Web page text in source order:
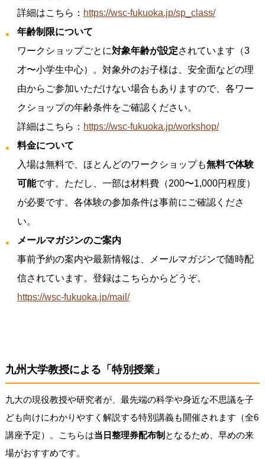
詳細はこちら： https://wsc-fukuoka.jp/sp_class/
年齢制限について
ワークショップごとに対象年齢が設定されています（3
才〜小学生中心）。対象外のお子様は、安全面などの理
由からご参加いただけない場合もありますので、各ワー
クショップの年齢条件をご確認ください。
詳細はこちら： https://wsc-fukuoka.jp/workshop/
料金について
入場は無料で、ほとんどのワークショップも無料で体験
可能です。ただし、一部は材料費（200〜1,000円程度）
が必要です。各体験の参加条件は事前にご確認くださ
い。
メールマガジンのご案内
事前予約の案内や最新情報は、メールマガジンで随時配
信されています。登録はこちらからどうぞ。
https://wsc-fukuoka.jp/mail/
九州大学教授による「特別授業」
九大の現役教授や研究者が、最先端の科学や身近な不思議を子
ども向けにわかりやすく解説する特別講義も開催されます（全6
講座予定）。こちらは当日整理券配布制 となるため、早めの来
場がおすすめです。